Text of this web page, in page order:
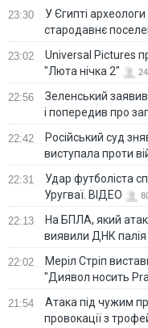
23:30
У Єгипті
стародавнє
23:02
Universal Pictures
"Люта нічка 2"
24
22:56
Зеленський
і попередив про
22:42
Російський суд
виступала проти
22:31
Удар футболіста
Уругваї. ВІДЕО
22:13
На БПЛА, який
виявили ДНК палія
22:02
Меріл Стріп
"Диявол носить
21:54
Атака під чужим
провокації з